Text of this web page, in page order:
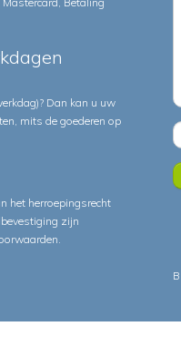
Dan kan u uw
mits de goederen op
het herroepingsrecht
zijn
.